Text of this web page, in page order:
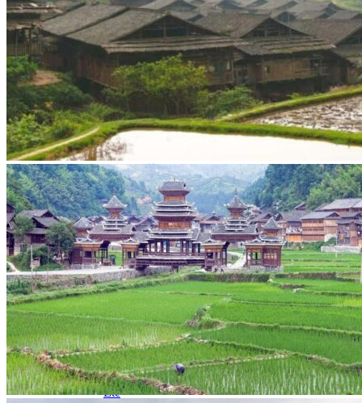
Ile d’Hainan 海南
Macao 澳门
Taïwan 台湾
Shenzhen
Sud Ouest
Chongqing 重庆
Guangxi 广西
Guizhou 贵州
Hubei
Sichuan 四川
Tibet 西藏
Yunnan 云南
Circuits
Organisation
Circuits sur mesure
Nos Petits Groupes
Ambiance
Classique et incontournables
Culture & expériences
Nature et grands paysages
Famille et enfants
Trekking et aventure
Luxe et exception
Où et quand partir ?
Printemps
Eté